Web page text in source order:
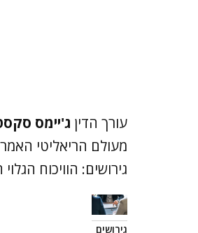
עורך הדין ג'יימס
מעולם הריאליטי
גירושים: הוויכוח
גירושים